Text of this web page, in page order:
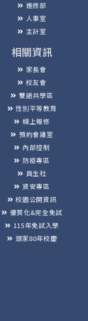
進修部
人事室
主計室
相關資訊
家長會
校友會
雙語共學區
性別平等教育
線上報修
預約會議室
內部控制
防疫專區
員生社
資安專區
校園公開資訊
優質化&完全免試
115年免試入學
頭家80年校慶